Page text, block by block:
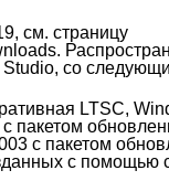
см. страницу
Studio, со
LTSC,
пакетом
с пакетом
с помощью